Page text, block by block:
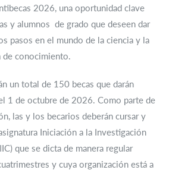
2026, una oportunidad clave
y alumnos de grado que deseen dar
pasos en el mundo de la ciencia y la
de conocimiento.
un total de 150 becas que darán
1 de octubre de 2026. Como parte de
las y los becarios deberán cursar y
Iniciación a la Investigación
que se dicta de manera regular
y cuya organización está a